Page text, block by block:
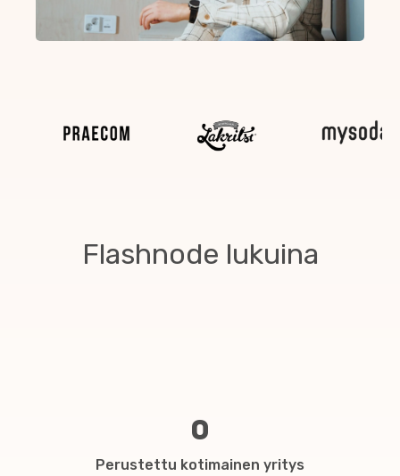
Flashnode lukuina
0
Perustettu kotimainen yritys